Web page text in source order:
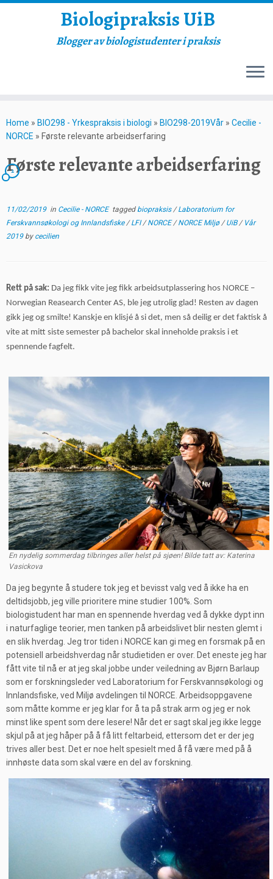
to
content
Biologipraksis UiB
Blogger av biologistudenter i praksis
Home » BIO298 - Yrkespraksis i biologi » BIO298-2019Vår » Cecilie -
NORCE » Første relevante arbeidserfaring
Første relevante arbeidserfaring
2
11/02/2019in Cecilie - NORCE tagged biopraksis/Laboratorium for
Ferskvannsøkologi og Innlandsfiske/LFI/NORCE/NORCE Miljø/UiB/ Vår
2019 by cecilien
Rett på sak: Da jeg fikk vite jeg fikk arbeidsutplassering hos NORCE –
Norwegian Reasearch Center AS, ble jeg utrolig glad! Resten av dagen
gikk jeg og smilte! Kanskje en klisjé å si det, men så deilig er det faktisk å
vite at mitt siste semester på bachelor skal inneholde praksis i et
spennende fagfelt.
En nydelig sommerdag tilbringes aller helst på sjøen! Bilde tatt av: Katerina
Vasickova
Da jeg begynte å studere tok jeg et bevisst valg ved å ikke ha en
deltidsjobb, jeg ville prioritere mine studier 100%. Som
biologistudent har man en spennende hverdag ved å dykke dypt inn
i naturfaglige teorier, men tanken på arbeidslivet blir nesten glemt i
en slik hverdag. Jeg tror tiden i NORCE kan gi meg en forsmak på en
potensiell arbeidshverdag når studietiden er over. Det eneste jeg har
fått vite til nå er at jeg skal jobbe under veiledning av Bjørn Barlaup
som er forskningsleder ved Laboratorium for Ferskvannsøkologi og
Innlandsfiske, ved Miljø avdelingen til NORCE. Arbeidsoppgavene
som måtte komme er jeg klar for å ta på strak arm og jeg er nok
minst like spent som dere lesere! Når det er sagt skal jeg ikke legge
skjul på at jeg håper på å få litt feltarbeid, ettersom det er der jeg
trives aller best. Det er noe helt spesielt med å få være med på å
innhøste data som skal være en del av forskning.